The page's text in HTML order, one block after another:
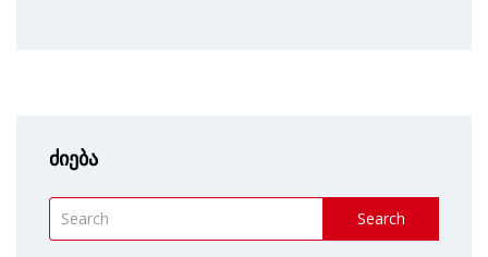
ძიება
Search